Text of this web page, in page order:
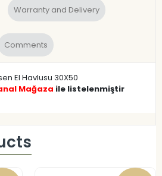
Warranty and Delivery
Comments
El Havlusu 30X50
Mağaza ile listelenmiştir